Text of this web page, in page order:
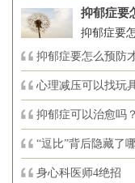
抑郁症要
抑郁症要
抑郁症要怎么预防
心理减压可以找玩
抑郁症可以治愈吗？
“逗比”背后隐藏了
身心科医师4绝招